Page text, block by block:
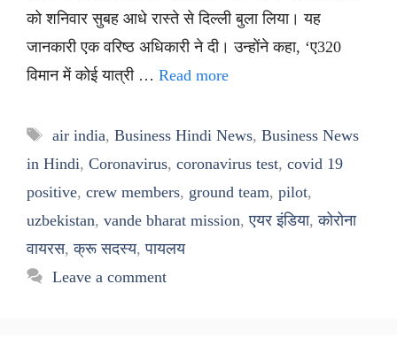
को शनिवार सुबह आधे रास्ते से दिल्ली बुला लिया। यह
जानकारी एक वरिष्ठ अधिकारी ने दी। उन्होंने कहा, ‘ए320
विमान में कोई यात्री … Read more
Tags
air india, Business Hindi News, Business News
in Hindi, Coronavirus, coronavirus test, covid 19
positive, crew members, ground team, pilot,
uzbekistan, vande bharat mission,एयर इंडिया,कोरोना
वायरस,क्रू सदस्य,पायलय
Leave a comment